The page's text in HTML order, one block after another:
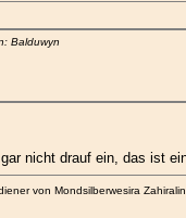
Balduwyn
nicht drauf ein, das ist
von Mondsilberwesira